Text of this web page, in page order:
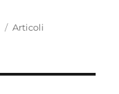
Categorie
Articoli